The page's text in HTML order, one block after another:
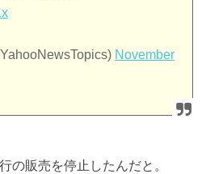
November
の販売を停止したんだと。